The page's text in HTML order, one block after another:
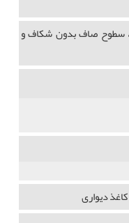
سطوح صاف بدون شکاف و
دیواری